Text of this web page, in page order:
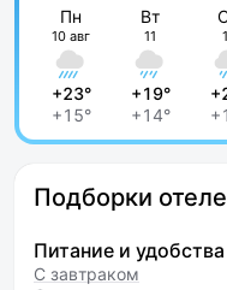
Пн
10 авг
+23°
+15°
Вт
11
+19°
+14°
Подборки
Питание и удобства
С завтраком